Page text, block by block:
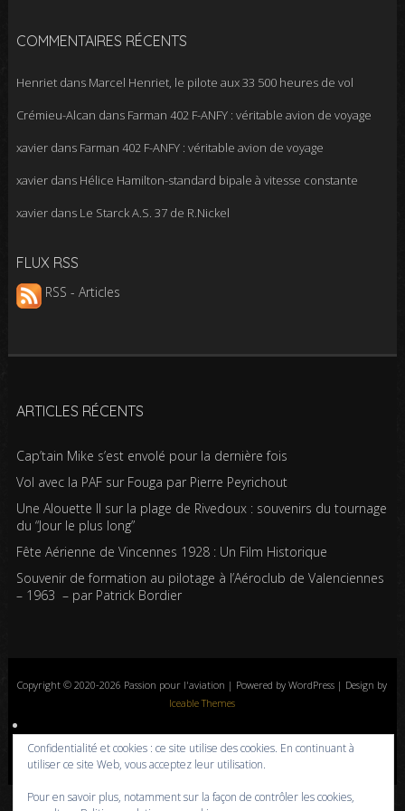
COMMENTAIRES RÉCENTS
Henrietdans Marcel Henriet, le pilote aux 33 500 heures de vol
Crémieu-Alcan dans Farman 402 F-ANFY : véritable avion de voyage
xavierdans Farman 402 F-ANFY : véritable avion de voyage
xavierdans Hélice Hamilton-standard bipale à vitesse constante
xavierdans Le Starck A.S. 37 de R.Nickel
FLUX RSS
RSS - Articles
ARTICLES RÉCENTS
Cap’tain Mike s’est envolé pour la dernière fois
Vol avec la PAF sur Fouga par Pierre Peyrichout
Une Alouette II sur la plage de Rivedoux : souvenirs du tournage
du “Jour le plus long”
Fête Aérienne de Vincennes 1928 : Un Film Historique
Souvenir de formation au pilotage à l’Aéroclub de Valenciennes
– 1963 – par Patrick Bordier
Copyright © 2020-2026 Passion pour l'aviation | Powered by WordPress | Design by
Iceable Themes
Accueil Blog Albums photos Histoires de l’aviation
Contrôle aérien
Livres
Liens A propos Contact Politique de confidentialité
Confidentialité et cookies : ce site utilise des cookies. En continuant à
utiliser ce site Web, vous acceptez leur utilisation.
Pour en savoir plus, notamment sur la façon de contrôler les cookies,